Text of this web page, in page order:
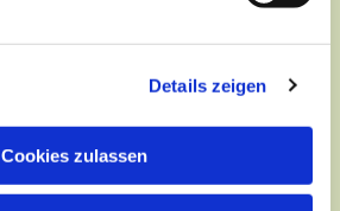
Details zeigen
Cookies zulassen